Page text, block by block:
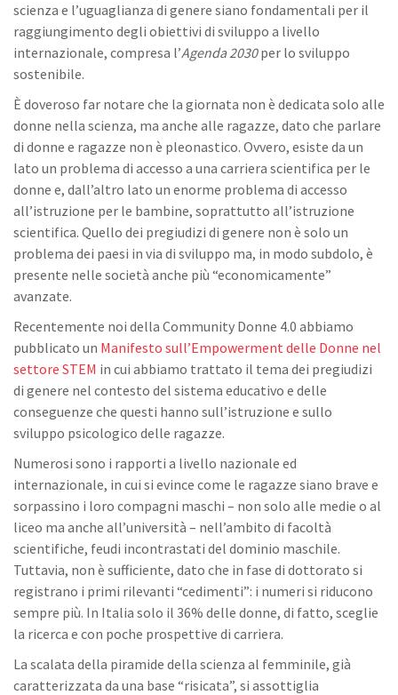
scienza e l’uguaglianza di genere siano fondamentali per il
raggiungimento degli obiettivi di sviluppo a livello
internazionale, compresa l’Agenda 2030per lo sviluppo
sostenibile.
È doveroso far notare che la giornata non è dedicata solo alle
donne nella scienza, ma anche alle ragazze, dato che parlare
di donne e ragazze non è pleonastico. Ovvero, esiste da un
lato un problema di accesso a una carriera scientifica per le
donne e, dall’altro lato un enorme problema di accesso
all’istruzione per le bambine, soprattutto all’istruzione
scientifica. Quello dei pregiudizi di genere non è solo un
problema dei paesi in via di sviluppo ma, in modo subdolo, è
presente nelle società anche più “economicamente”
avanzate.
Recentemente noi della Community Donne 4.0 abbiamo
pubblicato un Manifesto sull’Empowerment delle Donne nel
settore STEM in cui abbiamo trattato il tema dei pregiudizi
di genere nel contesto del sistema educativo e delle
conseguenze che questi hanno sull’istruzione e sullo
sviluppo psicologico delle ragazze.
Numerosi sono i rapporti a livello nazionale ed
internazionale, in cui si evince come le ragazze siano brave e
sorpassino i loro compagni maschi – non solo alle medie o al
liceo ma anche all’università – nell’ambito di facoltà
scientifiche, feudi incontrastati del dominio maschile.
Tuttavia, non è sufficiente, dato che in fase di dottorato si
registrano i primi rilevanti “cedimenti”: i numeri si riducono
sempre più. In Italia solo il 36% delle donne, di fatto, sceglie
la ricerca e con poche prospettive di carriera.
La scalata della piramide della scienza al femminile, già
caratterizzata da una base “risicata”, si assottiglia